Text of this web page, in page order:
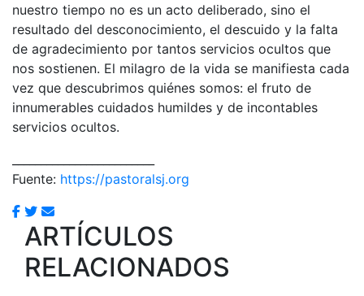
nuestro tiempo no es un acto deliberado, sino el
resultado del desconocimiento, el descuido y la falta
de agradecimiento por tantos servicios ocultos que
nos sostienen. El milagro de la vida se manifiesta cada
vez que descubrimos quiénes somos: el fruto de
innumerables cuidados humildes y de incontables
servicios ocultos.
Fuente: https://pastoralsj.org
ARTÍCULOS
RELACIONADOS